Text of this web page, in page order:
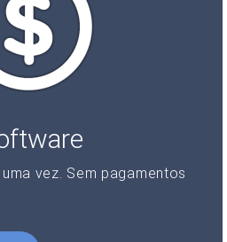
vez. Sem pagamentos